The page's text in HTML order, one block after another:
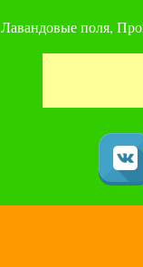
Лавандовые поля,